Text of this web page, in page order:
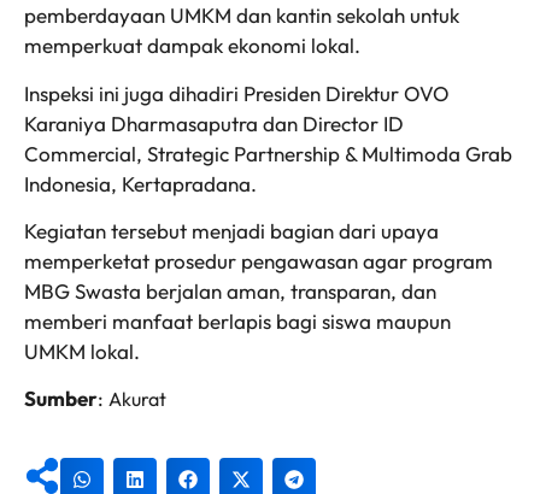
pemberdayaan UMKM dan kantin sekolah untuk
memperkuat dampak ekonomi lokal.
Inspeksi ini juga dihadiri Presiden Direktur OVO
Karaniya Dharmasaputra dan Director ID
Commercial, Strategic Partnership & Multimoda Grab
Indonesia, Kertapradana.
Kegiatan tersebut menjadi bagian dari upaya
memperketat prosedur pengawasan agar program
MBG Swasta berjalan aman, transparan, dan
memberi manfaat berlapis bagi siswa maupun
UMKM lokal.
Sumber: Akurat